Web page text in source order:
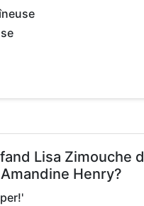
Lisa Zimouche
Henry?